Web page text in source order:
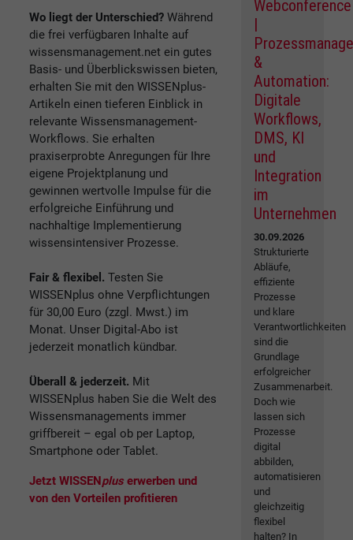
Wo liegt der Unterschied? Während
die frei verfügbaren Inhalte auf
wissensmanagement.net ein gutes
Basis- und Überblickswissen bieten,
erhalten Sie mit den WISSENplus-
Artikeln einen tieferen Einblick in
relevante Wissensmanagement-
Workflows. Sie erhalten
praxiserprobte Anregungen für Ihre
eigene Projektplanung und
gewinnen wertvolle Impulse für die
erfolgreiche Einführung und
nachhaltige Implementierung
wissensintensiver Prozesse.
Fair & flexibel. Testen Sie
WISSENplus ohne Verpflichtungen
für 30,00 Euro (zzgl. Mwst.) im
Monat. Unser Digital-Abo ist
jederzeit monatlich kündbar.
Überall & jederzeit. Mit
WISSENplus haben Sie die Welt des
Wissensmanagements immer
griffbereit – egal ob per Laptop,
Smartphone oder Tablet.
Jetzt WISSENplus erwerben und
von den Vorteilen profitieren
Webconference
|
&
Automation:
Digitale
Workflows,
DMS, KI
und
Integration
im
Unternehmen
30.09.2026
Strukturierte
Abläufe,
effiziente
Prozesse
und klare
Verantwortlichkeiten
sind die
Grundlage
erfolgreicher
Zusammenarbeit.
Doch wie
lassen sich
Prozesse
digital
abbilden,
automatisieren
und
gleichzeitig
flexibel
halten? In